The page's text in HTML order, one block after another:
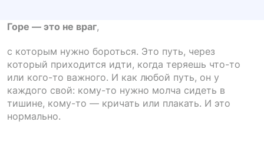
Горе — это не враг,
с которым нужно бороться. Это путь, через
который приходится идти, когда теряешь что-то
или кого-то важного. И как любой путь, он у
каждого свой: кому-то нужно молча сидеть в
тишине, кому-то — кричать или плакать. И это
нормально.